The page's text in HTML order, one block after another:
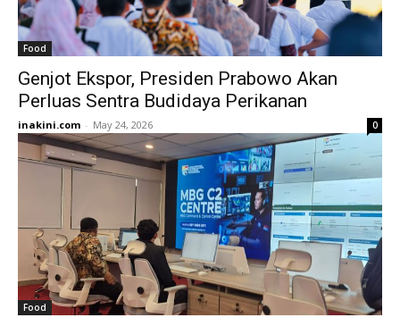
Food
Genjot Ekspor, Presiden Prabowo Akan
Perluas Sentra Budidaya Perikanan
inakini.com - May 24, 2026 0
Food